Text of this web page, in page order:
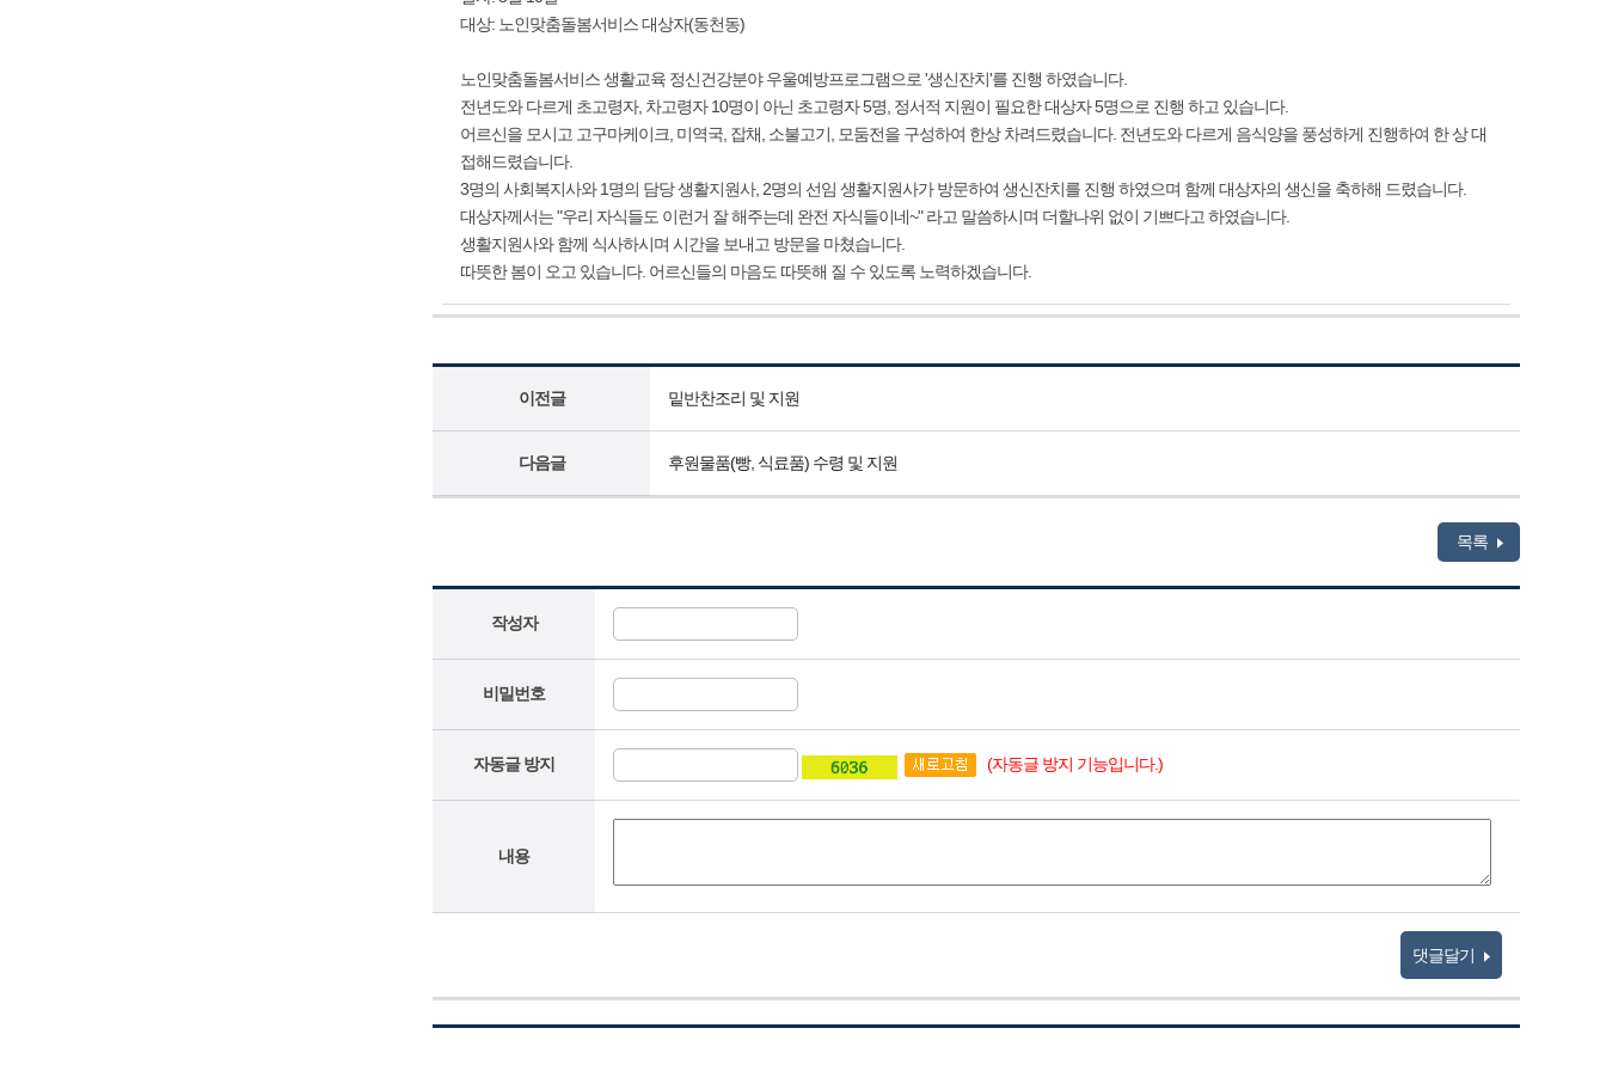
대상: 노인맞춤돌봄서비스 대상자(동천동)
노인맞춤돌봄서비스 생활교육 정신건강분야 우울예방프로그램으로 '생신잔치'를 진행 하였습니다.
전년도와 다르게 초고령자, 차고령자 10명이 아닌 초고령자 5명, 정서적 지원이 필요한 대상자 5명으로 진행 하고 있습니다.
어르신을 모시고 고구마케이크, 미역국, 잡채, 소불고기, 모둠전을 구성하여 한상 차려드렸습니다. 전년도와 다르게 음식양을 풍성하게 진행하여 한 상 대
접해드렸습니다.
3명의 사회복지사와 1명의 담당 생활지원사, 2명의 선임 생활지원사가 방문하여 생신잔치를 진행 하였으며 함께 대상자의 생신을 축하해 드렸습니다.
대상자께서는 "우리 자식들도 이런거 잘 해주는데 완전 자식들이네~" 라고 말씀하시며 더할나위 없이 기쁘다고 하였습니다.
생활지원사와 함께 식사하시며 시간을 보내고 방문을 마쳤습니다.
따뜻한 봄이 오고 있습니다. 어르신들의 마음도 따뜻해 질 수 있도록 노력하겠습니다.
이전글 밑반찬조리 및 지원
다음글 후원물품(빵, 식료품) 수령 및 지원
목록
작성자
비밀번호
자동글 방지 (자동글 방지 기능입니다.)
내용
댓글달기